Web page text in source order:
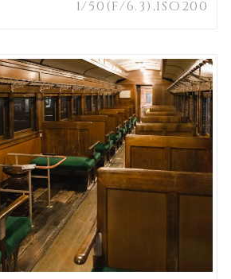
1/50(F/6.3),ISO200